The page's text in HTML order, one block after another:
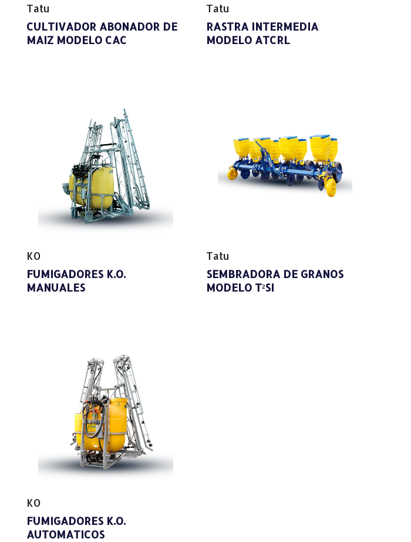
Tatu
CULTIVADOR ABONADOR DE
MAIZ MODELO CAC
Tatu
RASTRA INTERMEDIA
MODELO ATCRL
KO
FUMIGADORES K.O.
MANUALES
Tatu
SEMBRADORA DE GRANOS
MODELO T²SI
KO
FUMIGADORES K.O.
AUTOMATICOS